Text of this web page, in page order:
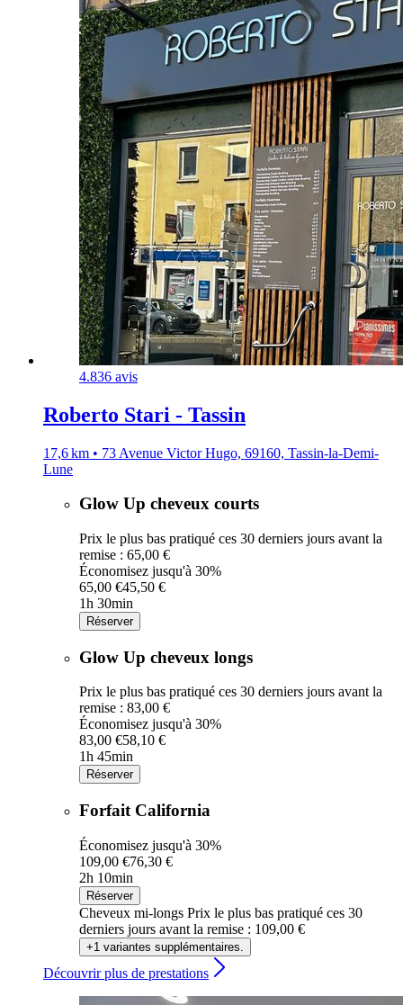
4.836 avis
Roberto Stari - Tassin
17,6 km • 73 Avenue Victor Hugo, 69160, Tassin-la-Demi-
Lune
Glow Up cheveux courts
Prix le plus bas pratiqué ces 30 derniers jours avant la
remise : 65,00 €
Économisez jusqu'à 30%
65,00 €45,50 €
1h 30min
Réserver
Glow Up cheveux longs
Prix le plus bas pratiqué ces 30 derniers jours avant la
remise : 83,00 €
Économisez jusqu'à 30%
83,00 €58,10 €
1h 45min
Réserver
Forfait California
Économisez jusqu'à 30%
109,00 €76,30 €
2h 10min
Réserver
Cheveux mi-longs Prix le plus bas pratiqué ces 30
derniers jours avant la remise : 109,00 €
+1 variantes supplémentaires.
Découvrir plus de prestations